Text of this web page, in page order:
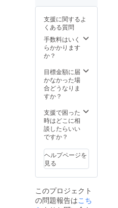
は支援
者様に
帰属し
ます。
自由に
使用す
です。
※カメラ
マン鈴
のない
方から
のご依
頼の場
共の場
所で面
会する
などお
安全に
配慮致
ンダム
ます）
※商品写
真はイ
メージ
お届け
するリ
ターン
等のデ
ザイン
が異な
る場合
ますの
で、あ
らかじ
めご了
さい。
※ひじき
支援に関するよ
くある質問
手数料はいく
らかかります
か？
目標金額に届
かなかった場
合どうなりま
すか？
支援で困った
時はどこに相
談したらいい
ですか？
ヘルプページを
見る
このプロジェクト
の問題報告はこち